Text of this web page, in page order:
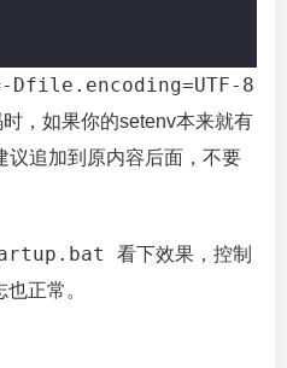
Dfile.encoding=UTF-8
，如果你的setenv本来就有
追加到原内容后面，不要
看下效果，控制
正常。